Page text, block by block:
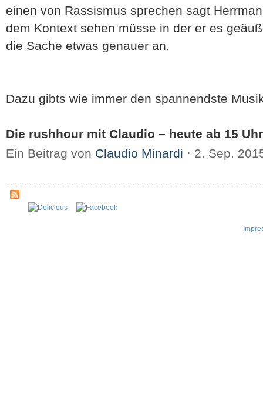
einen von Rassismus sprechen sagt
dem Kontext sehen müsse in der er es
die Sache etwas genauer an.
Dazu gibts wie immer den spannendste
Die rushhour mit Claudio – heute ab 15
Ein Beitrag von Claudio Minardi ⋅ 2. Sep.